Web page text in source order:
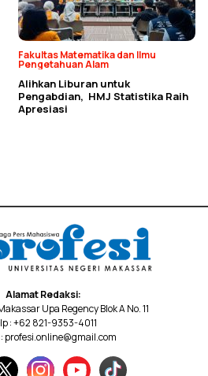
Fakultas Matematika dan Ilmu
Pengetahuan Alam
Alihkan Liburan untuk
Pengabdian, HMJ Statistika Raih
Apresiasi
Alamat Redaksi:
Upa Regency Blok A No. 11
: +62 821-9353-4011
profesi.online@gmail.com